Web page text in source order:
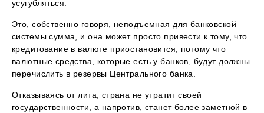
усугубляться.
Это, собственно говоря, неподъемная для банковской
системы сумма, и она может просто привести к тому, что
кредитование в валюте приостановится, потому что
валютные средства, которые есть у банков, будут должны
перечислить в резервы Центрального банка.
Отказываясь от лита, страна не утратит своей
государственности, а напротив, станет более заметной в